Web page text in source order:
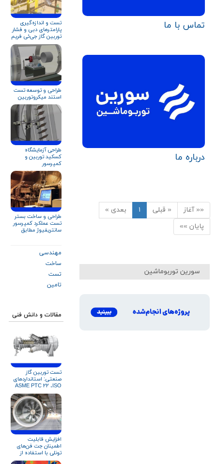
تماس با ما
درباره‌ ما
«« آغاز « قبلی ۱
بعدی »
پایان »»
سورین توربوماشین
تست و اندازه‌گیری
پارامترهای دبی و فشار
توربین گاز جی‌ئی فریم
۹ و زیمنس V۹۴.۲
طراحی و توسعه تست
استند میکروتوربین
طراحی آزمايشگاه
کسکید توربین و
کمپرسور
طراحی و ساخت بستر
تست عملکرد کمپرسور
سانتریفیوژ مطابق
مهندسی
ساخت
تست
تامین
مقالات و دانش فنی
تست توربین گاز
صنعتی: استانداردهای
ASME PTC ۲۲ ،ISO
۲۳۱۴ و API ۶۱۶
افزایش قابلیت
اطمینان جت فن‌های
تونلی با استفاده از
تست پذیرش پیشرفته